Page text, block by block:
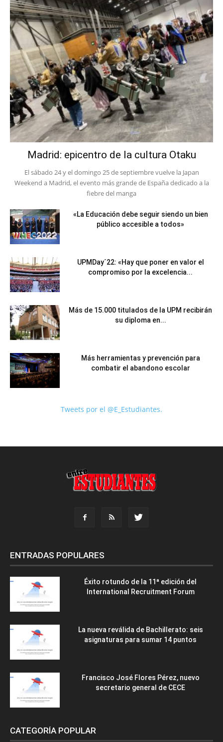
Madrid: epicentro de la cultura Otaku
El sábado 24 y el domingo 25 de septiembre vuelve la Japan
Weekend a Madrid, el evento más grande de España dedicado a la
fiebre del manga
«La Educación debe seguir siendo un bien
público accesible a todos»
UPMDay´22: «Hay que poner en valor el
compromiso por la excelencia...
Más de 15.000 titulados de la UPM recibirán
su diploma en...
Más herramientas y prevención para
combatir el abandono escolar
Tweets por el @E_Estudiantes.
ENTRADAS POPULARES
Éxito rotundo de la 11ª edición del
International Recruitment Forum
La nueva reválida de Bachillerato: seis
asignaturas para sumar 14 puntos
Francisco José Flores Pérez, nuevo
secretario general de CECE
CATEGORÍA POPULAR